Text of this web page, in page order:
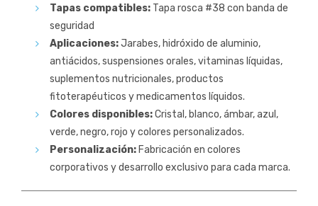
Tapas compatibles: Tapa rosca #38 con banda de
seguridad
Aplicaciones:Jarabes, hidróxido de aluminio,
antiácidos, suspensiones orales, vitaminas líquidas,
suplementos nutricionales, productos
fitoterapéuticos y medicamentos líquidos.
Colores disponibles:Cristal, blanco, ámbar, azul,
verde, negro, rojo y colores personalizados.
Personalización: Fabricación en colores
corporativos y desarrollo exclusivo para cada marca.